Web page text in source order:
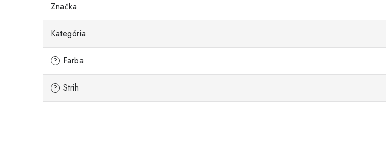
Značka
Kategória
? Farba
? Strih